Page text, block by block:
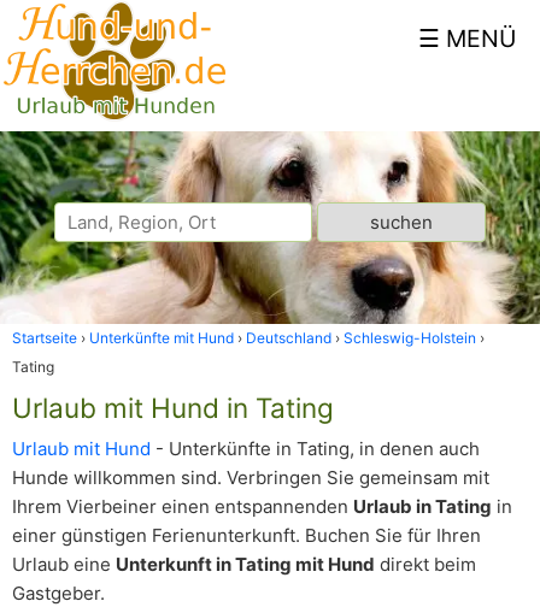
Startseite Unterkünfte mit Hund Deutschland
Schleswig-Holstein
Tating
Urlaub mit Hund in Tating
Urlaub mit Hund - Unterkünfte in Tating, in denen auch
Hunde willkommen sind. Verbringen Sie gemeinsam mit
Ihrem Vierbeiner einen entspannenden Urlaub in Tating in
einer günstigen Ferienunterkunft. Buchen Sie für Ihren
Urlaub eine Unterkunft in Tating mit Hund direkt beim
Gastgeber.